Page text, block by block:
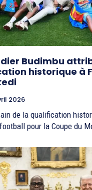
Budimbu
historique à
2026
de la qualification
pour la Coupe du